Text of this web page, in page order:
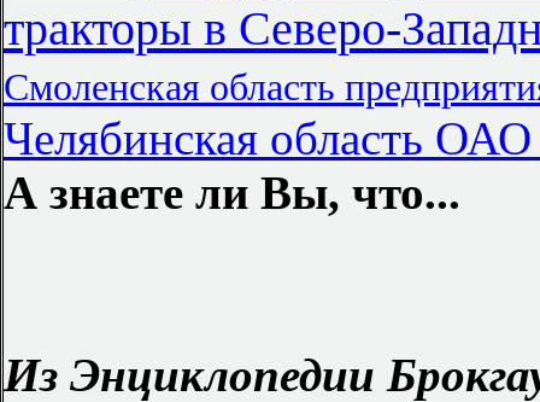
тракторы в Северо-
Смоленская область
Челябинская область
А знаете ли Вы, что...
Из Энциклопедии